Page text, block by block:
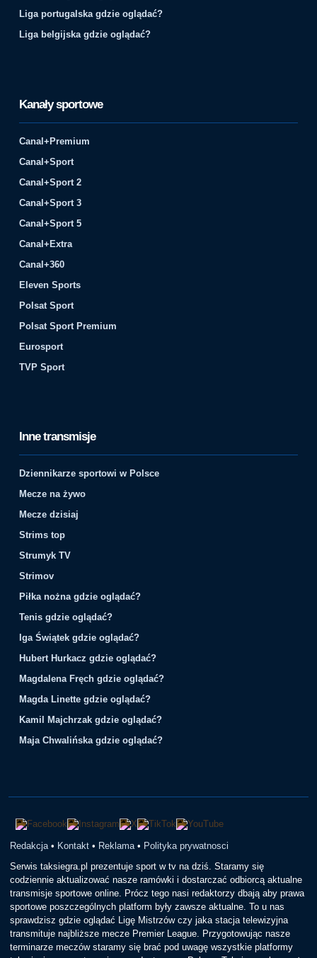
Liga portugalska gdzie oglądać?
Liga belgijska gdzie oglądać?
Kanały sportowe
Canal+Premium
Canal+Sport
Canal+Sport 2
Canal+Sport 3
Canal+Sport 5
Canal+Extra
Canal+360
Eleven Sports
Polsat Sport
Polsat Sport Premium
Eurosport
TVP Sport
Inne transmisje
Dziennikarze sportowi w Polsce
Mecze na żywo
Mecze dzisiaj
Strims top
Strumyk TV
Strimov
Piłka nożna gdzie oglądać?
Tenis gdzie oglądać?
Iga Świątek gdzie oglądać?
Hubert Hurkacz gdzie oglądać?
Magdalena Fręch gdzie oglądać?
Magda Linette gdzie oglądać?
Kamil Majchrzak gdzie oglądać?
Maja Chwalińska gdzie oglądać?
Redakcja • Kontakt • Reklama • Polityka prywatnosci
Serwis taksiegra.pl prezentuje sport w tv na dziś. Staramy się
codziennie aktualizować nasze ramówki i dostarczać odbiorcą aktualne
transmisje sportowe online. Prócz tego nasi redaktorzy dbają aby prawa
sportowe poszczególnych platform były zawsze aktualne. To u nas
sprawdzisz gdzie oglądać Ligę Mistrzów czy jaka stacja telewizyjna
transmituje najbliższe mecze Premier League. Przygotowując nasze
terminarze meczów staramy się brać pod uwagę wszystkie platformy